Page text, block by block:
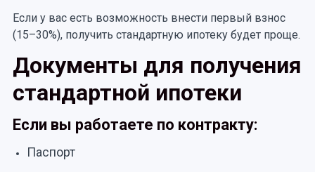
Если у вас есть возможность внести первый взнос
(15–30%), получить стандартную ипотеку будет проще.
Документы для получения
стандартной ипотеки
Если вы работаете по контракту:
Паспорт